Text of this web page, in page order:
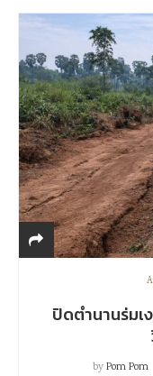
ปิดตำนานร่มเ
byPom Pom